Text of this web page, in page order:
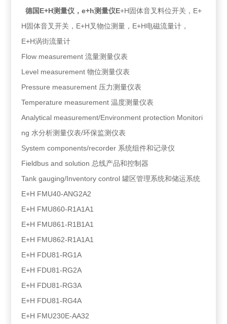
德国E+H测量仪，e+h测量仪E+H固体音叉料位开关，E+
H固体音叉开关，E+H叉物位测量，E+H电磁流量计，
E+H涡街流量计
Flow measurement 流量测量仪表
Level measurement 物位测量仪表
Pressure measurement 压力测量仪表
Temperature measurement 温度测量仪表
Analytical measurement/Environment protection Monitori
ng 水分析测量仪表/环保监测仪表
System components/recorder 系统组件和记录仪
Fieldbus and solution 总线产品和控制器
Tank gauging/Inventory control 罐区管理系统和储运系统
E+H FMU40-ANG2A2
E+H FMU860-R1A1A1
E+H FMU861-R1B1A1
E+H FMU862-R1A1A1
E+H FDU81-RG1A
E+H FDU81-RG2A
E+H FDU81-RG3A
E+H FDU81-RG4A
E+H FMU230E-AA32